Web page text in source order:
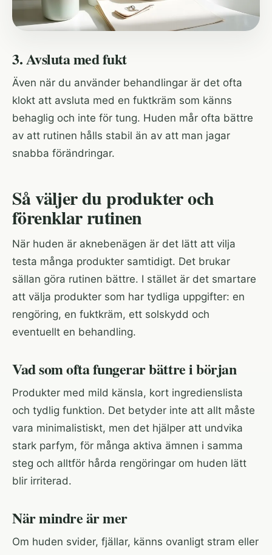
3. Avsluta med fukt
Även när du använder behandlingar är det ofta
klokt att avsluta med en fuktkräm som känns
behaglig och inte för tung. Huden mår ofta bättre
av att rutinen hålls stabil än av att man jagar
snabba förändringar.
Så väljer du produkter och
förenklar rutinen
När huden är aknebenägen är det lätt att vilja
testa många produkter samtidigt. Det brukar
sällan göra rutinen bättre. I stället är det smartare
att välja produkter som har tydliga uppgifter: en
rengöring, en fuktkräm, ett solskydd och
eventuellt en behandling.
Vad som ofta fungerar bättre i början
Produkter med mild känsla, kort ingredienslista
och tydlig funktion. Det betyder inte att allt måste
vara minimalistiskt, men det hjälper att undvika
stark parfym, för många aktiva ämnen i samma
steg och alltför hårda rengöringar om huden lätt
blir irriterad.
När mindre är mer
Om huden svider, fjällar, känns ovanligt stram eller